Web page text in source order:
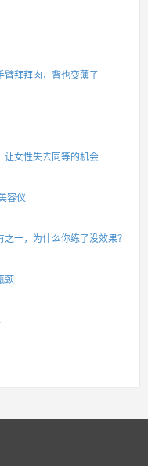
臂拜拜肉，背也变薄了
让女性失去同等的机会
容仪
一，为什么你练了没效果？
颈